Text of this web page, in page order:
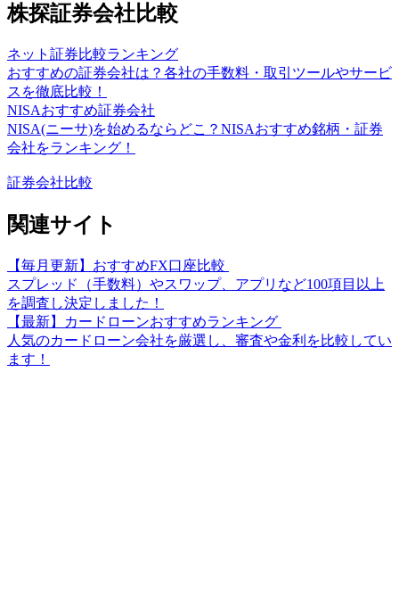
株探証券会社比較
ネット証券比較ランキング
おすすめの証券会社は？各社の手数料・取引ツールやサービ
スを徹底比較！
NISAおすすめ証券会社
NISA(ニーサ)を始めるならどこ？NISAおすすめ銘柄・証券
会社をランキング！
証券会社比較
関連サイト
【毎月更新】おすすめFX口座比較
スプレッド（手数料）やスワップ、アプリなど100項目以上
を調査し決定しました！
【最新】カードローンおすすめランキング
人気のカードローン会社を厳選し、審査や金利を比較してい
ます！